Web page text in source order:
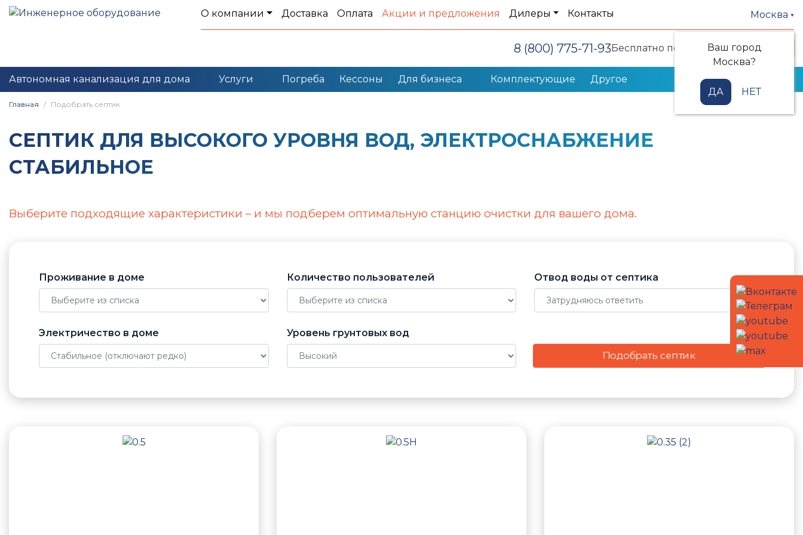
О компании Доставка Оплата Акции и предложения Дилеры Контакты Москва
Ваш город
Москва?
ДА НЕТ
8 (800) 775-71-93Бесплатно по РФ Заказать звонок
Автономная канализация для дома Услуги Погреба Кессоны Для бизнеса Комплектующие Другое
Главная Подобрать септик
CЕПТИК ДЛЯ ВЫСОКОГО УРОВНЯ ВОД, ЭЛЕКТРОСНАБЖЕНИЕ
СТАБИЛЬНОЕ
Выберите подходящие характеристики – и мы подберем оптимальную станцию очистки для вашего дома.
Проживание в доме Количество пользователей Отвод воды от септика
Электричество в доме Уровень грунтовых вод
Подобрать септик